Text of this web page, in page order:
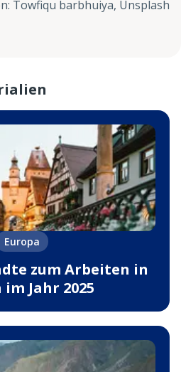
: Towfiqu barbhuiya, Unsplash
Europa
zum Arbeiten in
im Jahr 2025